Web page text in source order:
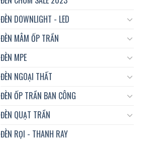
ĐÈN DOWNLIGHT - LED
ĐÈN MÂM ỐP TRẦN
ĐÈN MPE
ĐÈN NGOẠI THẤT
ĐÈN ỐP TRẦN BAN CÔNG
ĐÈN QUẠT TRẦN
ĐÈN RỌI - THANH RAY